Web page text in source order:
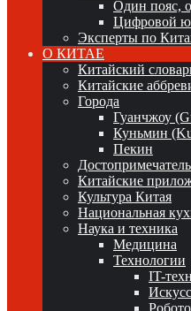
Один пояс,
Цифровой
Эксперты по
О КИТАЕ
Китайский
Китайские
Города
Гуанчжоу
Куньмин
Пекин
Китайские
Культура Китая
Национальная
Наука и техника
Медицина
Технологии
IT-